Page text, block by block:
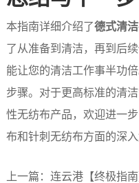
本指南详细介绍了德式清
了从准备到清洁，再到后
能让您的清洁工作事半功
步骤。对于更高标准的清
性无纺布产品，欢迎进一
布和针刺无纺布方面的深入
上一篇： 连云港【终极指